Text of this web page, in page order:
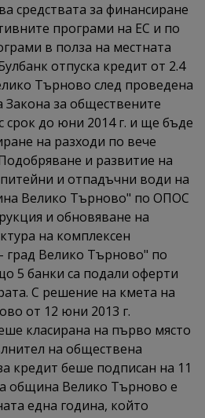
средствата за финансиране
програми на ЕС и по
в полза на местната
отпуска кредит от 2.4
Търново след проведена
за обществените
срок до юни 2014 г. и ще бъде
на разходи по вече
и развитие на
и отпадъчни води на
Велико Търново" по ОПОС
и обновяване на
на комплексен
град Велико Търново" по
5 банки са подали оферти
С решение на кмета на
от 12 юни 2013 г.
класирана на първо място
на обществена
кредит беше подписан на 11
община Велико Търново е
една година, който